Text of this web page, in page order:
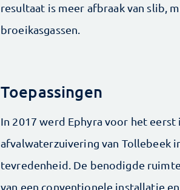
resultaat is meer afbraak van slib,
broeikasgassen.
Toepassingen
In 2017 werd Ephyra voor het
afvalwaterzuivering van Tollebeek
tevredenheid. De benodigde
van een conventionele installatie